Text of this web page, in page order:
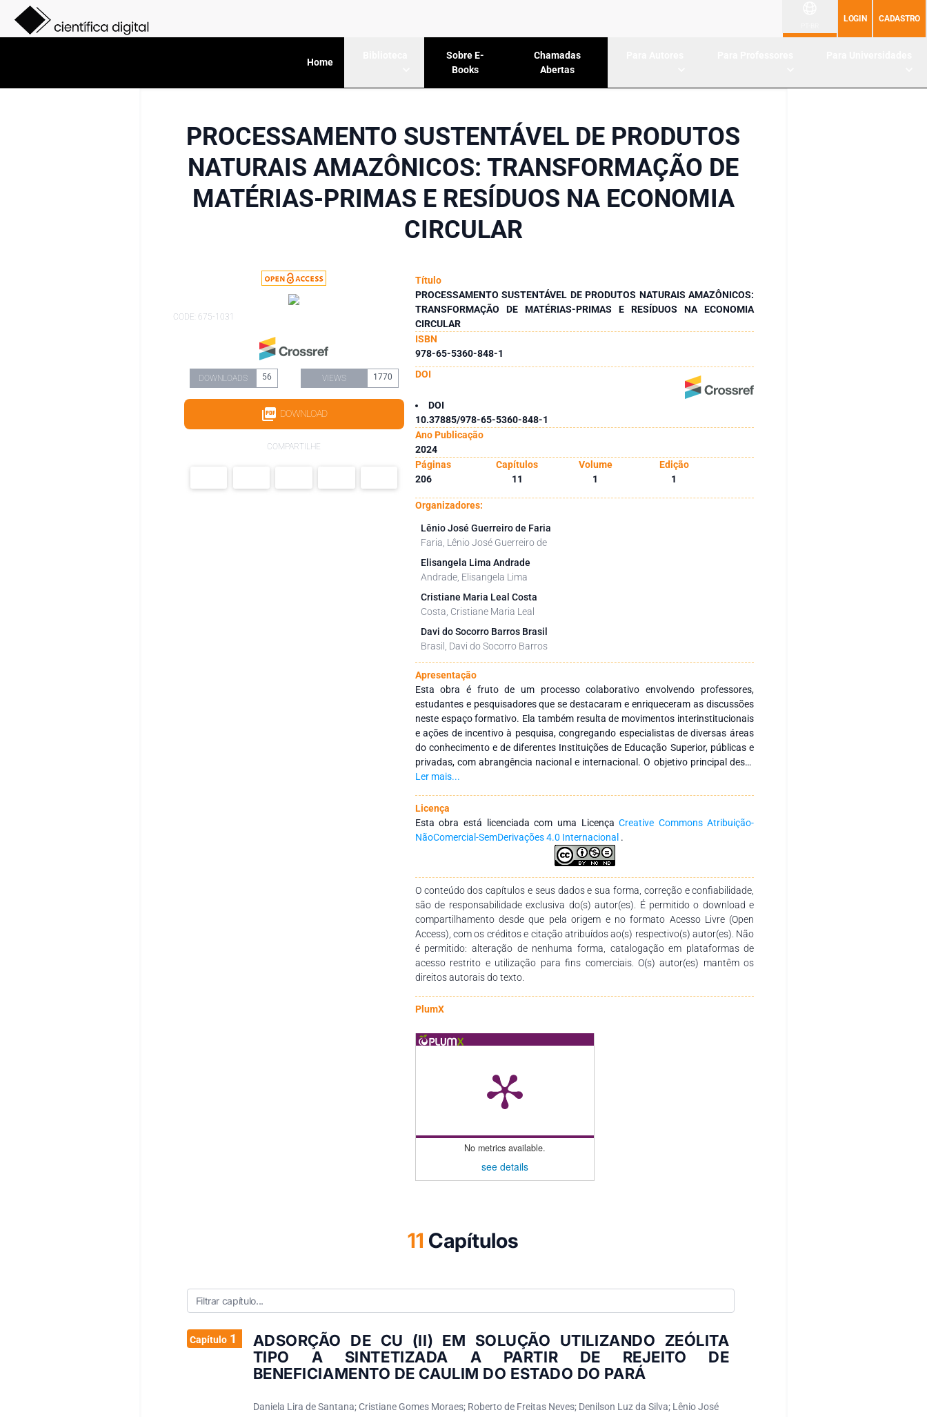
LOGIN CADASTRO
Home
Sobre E-
Books
Chamadas
Abertas
PROCESSAMENTO SUSTENTÁVEL DE PRODUTOS
NATURAIS AMAZÔNICOS: TRANSFORMAÇÃO DE
MATÉRIAS-PRIMAS E RESÍDUOS NA ECONOMIA
CIRCULAR
CODE: 675-1031
DOWNLOADS 56 VIEWS 1770
DOWNLOAD
COMPARTILHE
Título
PROCESSAMENTO SUSTENTÁVEL DE PRODUTOS NATURAIS AMAZÔNICOS:
TRANSFORMAÇÃO DE MATÉRIAS-PRIMAS E RESÍDUOS NA ECONOMIA
CIRCULAR
ISBN
978-65-5360-848-1
DOI
DOI
10.37885/978-65-5360-848-1
Ano Publicação
2024
Páginas
Capítulos Volume
Edição
206
11 1 1
Organizadores:
Lênio José Guerreiro de Faria
Faria, Lênio José Guerreiro de
Elisangela Lima Andrade
Andrade, Elisangela Lima
Cristiane Maria Leal Costa
Costa, Cristiane Maria Leal
Davi do Socorro Barros Brasil
Brasil, Davi do Socorro Barros
Apresentação
Esta obra é fruto de um processo colaborativo envolvendo professores,
estudantes e pesquisadores que se destacaram e enriqueceram as discussões
neste espaço formativo. Ela também resulta de movimentos interinstitucionais
e ações de incentivo à pesquisa, congregando especialistas de diversas áreas
do conhecimento e de diferentes Instituições de Educação Superior, públicas e
privadas, com abrangência nacional e internacional. O objetivo principal desta
obra é integrar ações interinstitucionais, tanto nacionais quanto internacionais,
profissionais da educação. Isso é realizado por meio da produção e
disseminação de conhecimentos em várias áreas do saber. Expressamos nossa
gratidão aos autores pelo empenho, disponibilidade e dedicação no
desenvolvimento e conclusão desta obra. Esperamos que ela se torne um
instrumento didático-pedagógico valioso para estudantes, professores de
todos os níveis de ensino, e demais interessados na temática.
Ler mais...
Licença
Esta obra está licenciada com uma LicençaCreative Commons Atribuição-
NãoComercial-SemDerivações 4.0 Internacional .
O conteúdo dos capítulos e seus dados e sua forma, correção e confiabilidade,
são de responsabilidade exclusiva do(s) autor(es). É permitido o download e
compartilhamento desde que pela origem e no formato Acesso Livre (Open
Access), com os créditos e citação atribuídos ao(s) respectivo(s) autor(es). Não
é permitido: alteração de nenhuma forma, catalogação em plataformas de
acesso restrito e utilização para fins comerciais. O(s) autor(es) mantêm os
direitos autorais do texto.
PlumX
No metrics available.
see details
11 Capítulos
Capítulo1
ADSORÇÃO DE CU (II) EM SOLUÇÃO UTILIZANDO ZEÓLITA
TIPO A SINTETIZADA A PARTIR DE REJEITO DE
BENEFICIAMENTO DE CAULIM DO ESTADO DO PARÁ
Daniela Lira de Santana; Cristiane Gomes Moraes; Roberto de Freitas Neves; Denilson Luz da Silva; Lênio José